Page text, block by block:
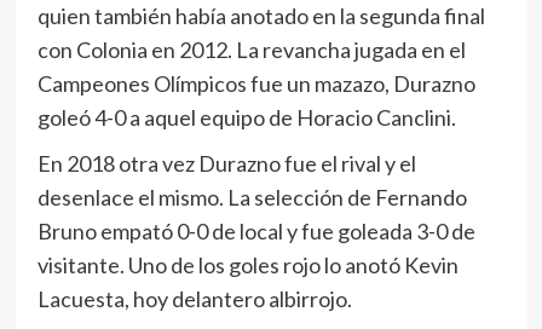
quien también había anotado en la segunda final
con Colonia en 2012. La revancha jugada en el
Campeones Olímpicos fue un mazazo, Durazno
goleó 4-0 a aquel equipo de Horacio Canclini.
En 2018 otra vez Durazno fue el rival y el
desenlace el mismo. La selección de Fernando
Bruno empató 0-0 de local y fue goleada 3-0 de
visitante. Uno de los goles rojo lo anotó Kevin
Lacuesta, hoy delantero albirrojo.